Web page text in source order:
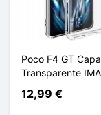
Poco F4 GT Capa
Transparente
12,99 €